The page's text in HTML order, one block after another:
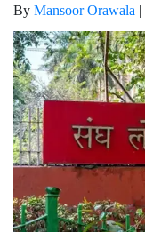
By Mansoor Orawala |